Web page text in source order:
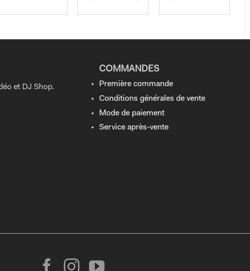
et DJ Shop.
COMMANDES
Première commande
Conditions générales de vente
Mode de paiement
Service après-vente